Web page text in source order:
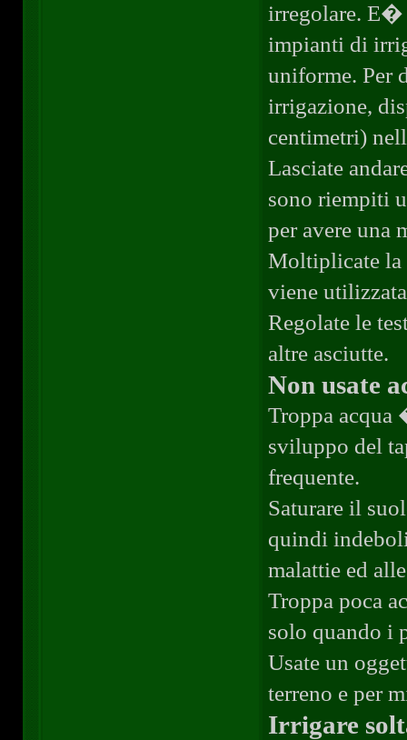
irregolare. E�
impianti di
uniforme. Per
irrigazione,
centimetri)
Lasciate
sono riempiti
per avere una
Moltiplicate la
viene
Regolate le
altre asciutte.
Non usate
Troppa acqua
sviluppo del
frequente.
Saturare il
quindi
malattie ed
Troppa poca
solo quando i
Usate un
terreno e per
Irrigare